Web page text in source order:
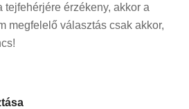
tejfehérjére érzékeny, akkor a
megfelelő választás csak akkor,